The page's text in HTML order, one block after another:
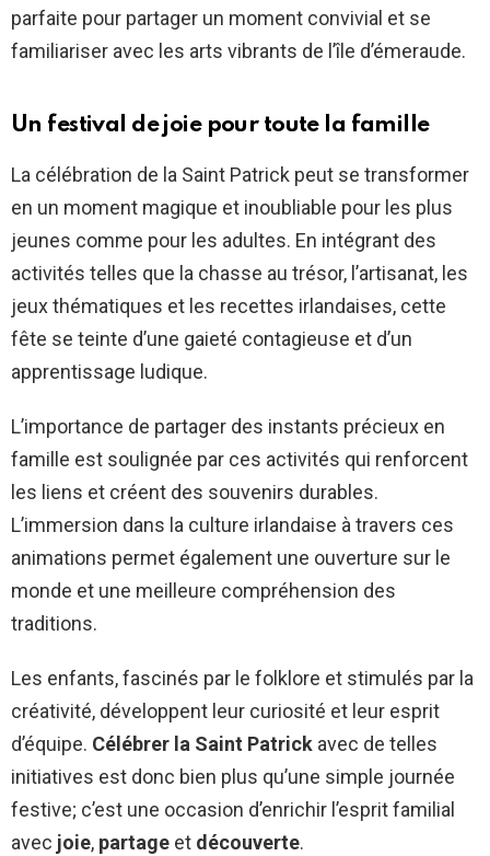
parfaite pour partager un moment convivial et se
familiariser avec les arts vibrants de l’île d’émeraude.
Un festival de joie pour toute la famille
La célébration de la Saint Patrick peut se transformer
en un moment magique et inoubliable pour les plus
jeunes comme pour les adultes. En intégrant des
activités telles que la chasse au trésor, l’artisanat, les
jeux thématiques et les recettes irlandaises, cette
fête se teinte d’une gaieté contagieuse et d’un
apprentissage ludique.
L’importance de partager des instants précieux en
famille est soulignée par ces activités qui renforcent
les liens et créent des souvenirs durables.
L’immersion dans la culture irlandaise à travers ces
animations permet également une ouverture sur le
monde et une meilleure compréhension des
traditions.
Les enfants, fascinés par le folklore et stimulés par la
créativité, développent leur curiosité et leur esprit
d’équipe. Célébrer la Saint Patrick avec de telles
initiatives est donc bien plus qu’une simple journée
festive; c’est une occasion d’enrichir l’esprit familial
avec joie, partage et découverte.